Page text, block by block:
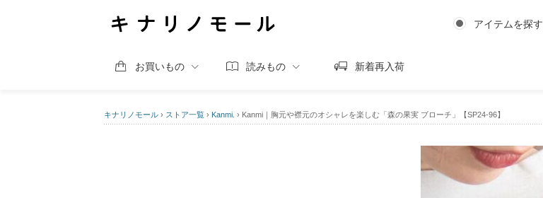
アイテムを探す
お買いもの 読みもの 新着再入荷
キナリノモール › ストア一覧 › Kanmi. › Kanmi｜胸元や襟元のオシャレを楽しむ「森の果実 ブローチ」【SP24-96】